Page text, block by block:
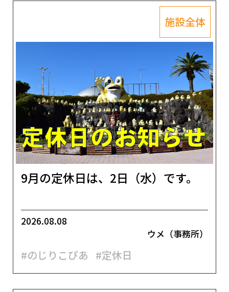
施設全体
9月の定休日は、2日（水）です。
2026.08.08
ウメ（事務所）
#のじりこぴあ #定休日